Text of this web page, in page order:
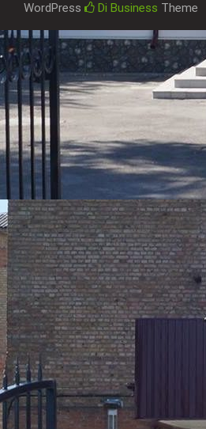
WordPress
Di Business Theme